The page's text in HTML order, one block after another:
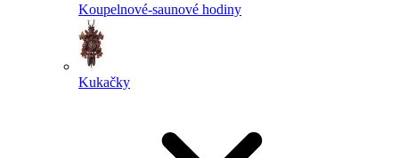
Koupelnové-saunové hodiny
Kukačky